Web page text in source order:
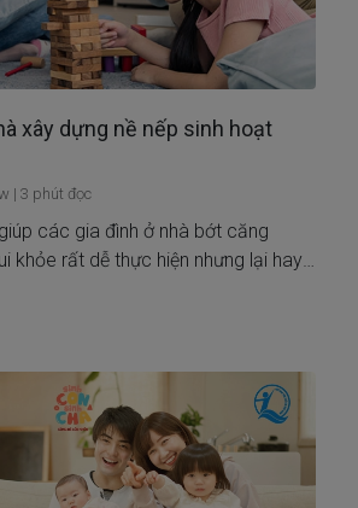
xây dựng nề nếp sinh hoạt
| 3 phút đọc
các gia đình ở nhà bớt căng
khỏe rất dễ thực hiện nhưng lại hay